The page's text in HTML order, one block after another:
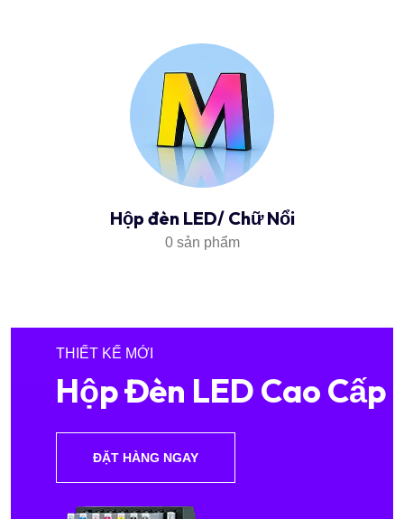
Hộp đèn LED/ Chữ Nổi
0 sản phẩm
THIẾT KẾ MỚI
Hộp Đèn LED Cao Cấp
ĐẶT HÀNG NGAY